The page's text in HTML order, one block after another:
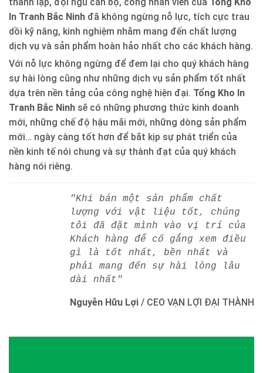
thành lập, đội ngũ cán bộ, công nhân viên của Tổng Kho
In Tranh Bắc Ninh đã không ngừng nỗ lực, tích cực trau
dồi kỹ năng, kinh nghiệm nhằm mang đến chất lượng
dịch vụ và sản phẩm hoàn hảo nhất cho các khách hàng.
Với nỗ lực không ngừng để đem lại cho quý khách hàng
sự hài lòng cũng như những dịch vụ sản phẩm tốt nhất
dựa trên nền tảng của công nghệ hiện đại. Tổng Kho In
Tranh Bắc Ninh sẽ có những phương thức kinh doanh
mới, những chế độ hậu mãi mới, những dòng sản phẩm
mới… ngày càng tốt hơn để bắt kịp sự phát triển của
nền kinh tế nói chung và sự thành đạt của quý khách
hàng nói riêng.
"Khi bán một sản phẩm chất
lượng với vật liệu tốt, chúng
tôi đã đặt mình vào vị trí của
Khách hàng để cố gắng xem điều
gì là tốt nhất, bền nhất và
phải mang đến sự hài lòng lâu
dài nhất"
Nguyễn Hữu Lợi / CEO VẠN LỢI ĐẠI THÀNH